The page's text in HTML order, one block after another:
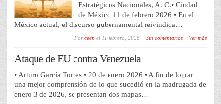
Estratégicos Nacionales, A. C.• Ciudad
de México 11 de febrero 2026 • En el
México actual, el discurso gubernamental reivindica…
Porceen el 11 febrero, 2026 Sin comentarios Ver más
Ataque de EU contra Venezuela
• Arturo García Torres • 20 de enero 2026 • A fin de lograr
una mejor comprensión de lo que sucedió en la madrugada de
enero 3 de 2026, se presentan dos mapas…